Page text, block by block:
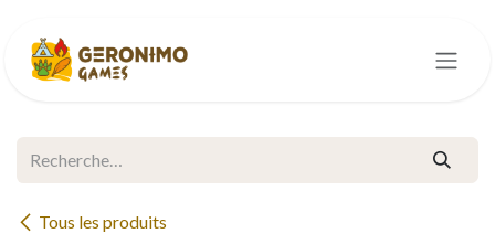
Tous les produits